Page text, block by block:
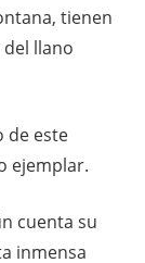
tienen
llano
de este
ejemplar.
cuenta su
inmensa